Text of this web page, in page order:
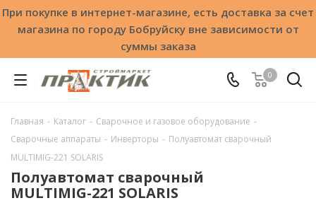
При покупке в интернет-магазине, есть доставка за счет
магазина по городу Бобруйску вне зависимости от
суммы заказа
0
Главная - Каталог - Сварочное и газовое оборудование -
Сварочные аппараты - Инверторы - Полуавтомат сварочный
MULTIMIG-221 SOLARIS
Полуавтомат сварочный
MULTIMIG-221 SOLARIS